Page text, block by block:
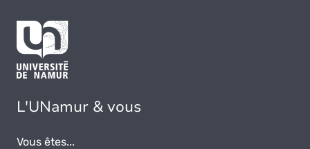
L'UNamur & vous
Vous êtes...